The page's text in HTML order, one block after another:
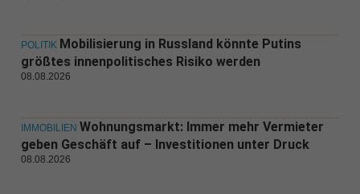
POLITIK Mobilisierung in Russland könnte Putins
größtes innenpolitisches Risiko werden
08.08.2026
IMMOBILIEN Wohnungsmarkt: Immer mehr Vermieter
geben Geschäft auf – Investitionen unter Druck
08.08.2026